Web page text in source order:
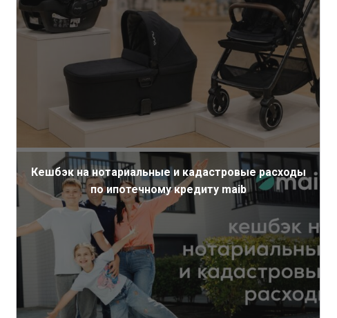
Кешбэк на нотариальные и кадастровые расходы
по ипотечному кредиту maib